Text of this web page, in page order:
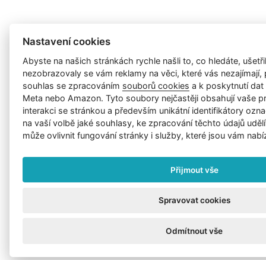
Nastavení cookies
Abyste na našich stránkách rychle našli to, co hledáte,
nezobrazovaly se vám reklamy na věci, které vás
souhlas se zpracováním souborů cookies a k poskytnutí
Meta nebo Amazon. Tyto soubory nejčastěji obsahují vaše
interakci se stránkou a především unikátní identifikátory
na vaší volbě jaké souhlasy, ke zpracování těchto údajů
může ovlivnit fungování stránky i služby, které jsou vám
Přijmout vše
Spravovat cookies
Odmítnout vše